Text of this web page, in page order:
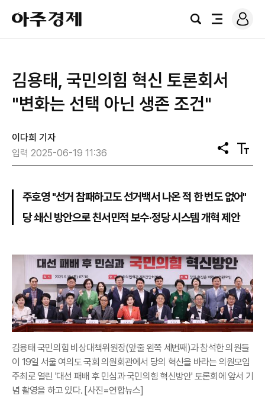
아
주
경
검
전
로
그
김용태, 국민의힘 혁신 토론회서
"변화는 선택 아닌 생존 조건"
이다희 기자
입력 2025-06-19 11:36
공
유
텍
스
기
주호영 "선거 참패하고도 선거백서 나온 적 한 번도 없어"
당 쇄신 방안으로 친서민적 보수·정당 시스템 개혁 제안
김용태 국민의힘 비상대책위원장(앞줄 왼쪽 세번째)과 참석한 의원들
이 19일 서울 여의도 국회 의원회관에서 당의 혁신을 바라는 의원모임
주최로 열린 '대선 패배 후 민심과 국민의힘 혁신방안' 토론회에 앞서 기
념 촬영을 하고 있다. [사진=연합뉴스]